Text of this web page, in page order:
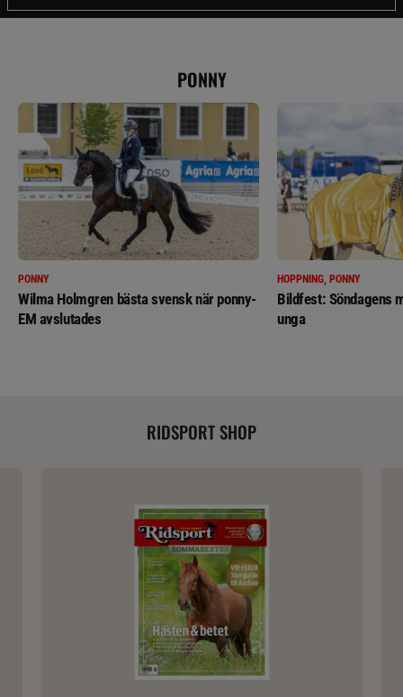
PONNY
PONNY
Wilma Holmgren bästa svensk när ponny-
EM avslutades
HOPPNING, PONNY
Bildfest: Söndagens
unga
RIDSPORT SHOP